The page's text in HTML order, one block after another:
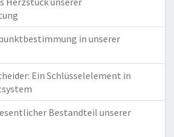
in unserer
Ein Schlüsselelement in
Bestandteil unserer